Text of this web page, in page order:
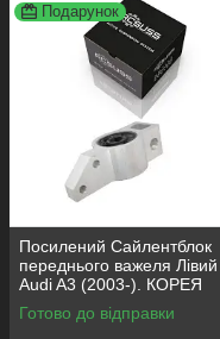
Подарунок
Посилений Сайлентблок
переднього важеля Лівий
Audi A3 (2003-). КОРЕЯ
Acsuss! 34762 , JBU691 ,
VKDS331004
Готово до відправки